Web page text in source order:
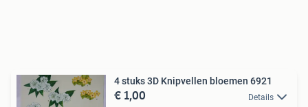
4 stuks 3D Knipvellen bloemen 6921
€ 1,00 Details